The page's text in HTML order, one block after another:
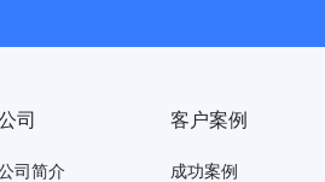
司
司简介
客户案例
成功案例